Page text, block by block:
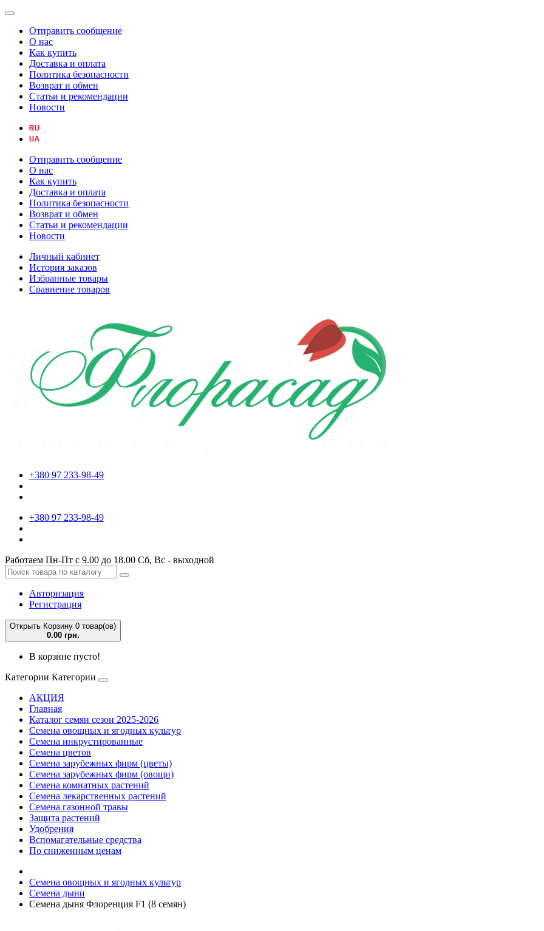
Отправить сообщение
О нас
Как купить
Доставка и оплата
Политика безопасности
Возврат и обмен
Статьи и рекомендации
Новости
Отправить сообщение
О нас
Как купить
Доставка и оплата
Политика безопасности
Возврат и обмен
Статьи и рекомендации
Новости
Личный кабинет
История заказов
Избранные товары
Сравнение товаров
+380 97 233-98-49
+380 97 233-98-49
Работаем Пн-Пт с 9.00 до 18.00 Сб, Вс - выходной
Авторизация
Регистрация
Открыть Корзину 0 товар(ов)
0.00 грн.
В корзине пусто!
Категории Категории
АКЦИЯ
Главная
Каталог семян сезон 2025-2026
Семена овощных и ягодных культур
Семена инкрустированные
Семена цветов
Семена зарубежных фирм (цветы)
Семена зарубежных фирм (овощи)
Семена комнатных растений
Семена лекарственных растений
Семена газонной травы
Защита растений
Удобрения
Вспомагательные средства
По сниженным ценам
Семена овощных и ягодных культур
Семена дыни
Семена дыня Флоренция F1 (8 семян)